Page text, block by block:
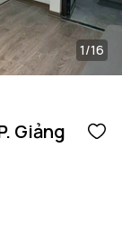
1/16
Giảng